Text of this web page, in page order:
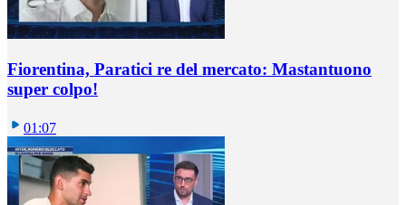
Fiorentina, Paratici re del mercato: Mastantuono
super colpo!
01:07